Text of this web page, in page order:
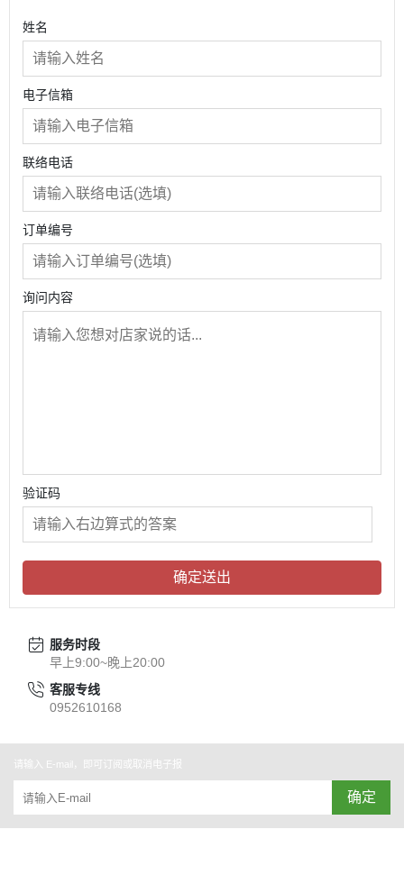
姓名
电子信箱
联络电话
订单编号
询问内容
验证码
确定送出
服务时段
早上9:00~晚上20:00
客服专线
0952610168
请输入 E-mail，即可订阅或取消电子报
确定